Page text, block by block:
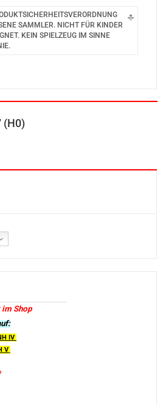
SAMMLER. NICHT FÜR KINDER
KEIN SPIELZEUG IM SINNE
(H0)
Shop
IV
V